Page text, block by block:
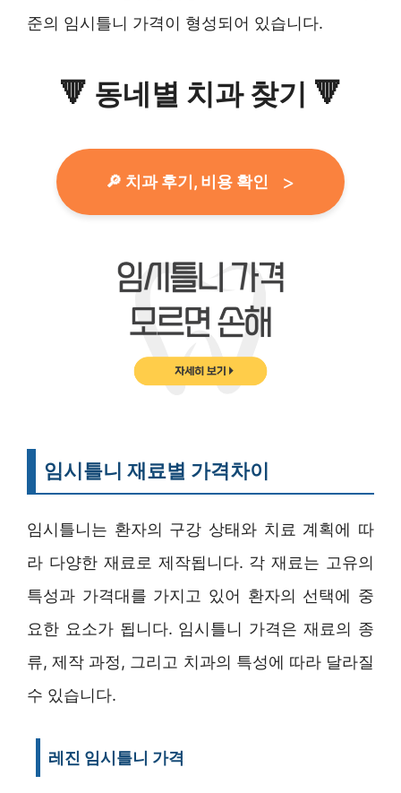
준의 임시틀니 가격이 형성되어 있습니다.
🔻 동네별 치과 찾기 🔻
🔎 치과 후기, 비용 확인
임시틀니 재료별 가격차이
임시틀니는 환자의 구강 상태와 치료 계획에 따
라 다양한 재료로 제작됩니다. 각 재료는 고유의
특성과 가격대를 가지고 있어 환자의 선택에 중
요한 요소가 됩니다. 임시틀니 가격은 재료의 종
류, 제작 과정, 그리고 치과의 특성에 따라 달라질
수 있습니다.
레진 임시틀니 가격